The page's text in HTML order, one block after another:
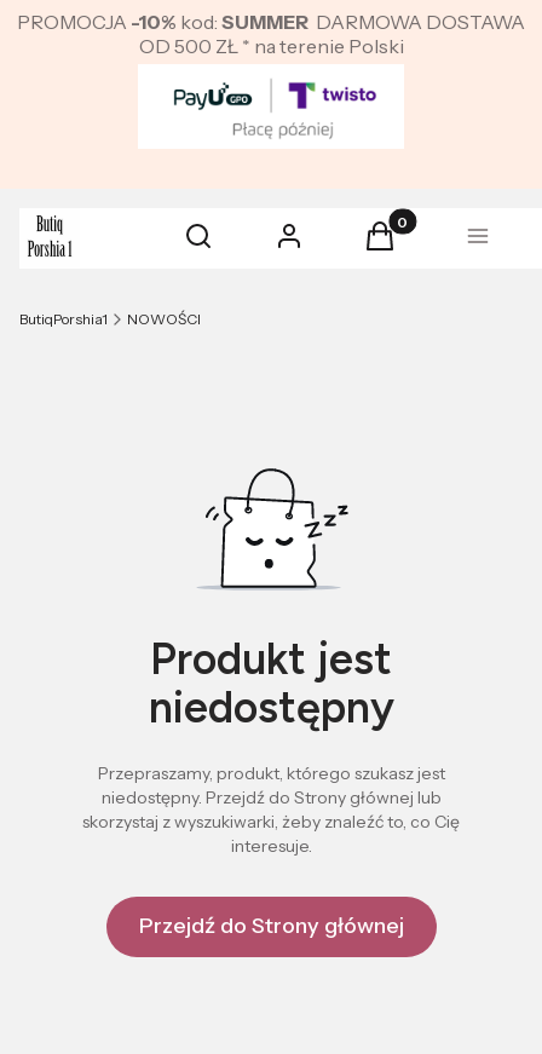
PROMOCJA -10% kod: SUMMER DARMOWA DOSTAWA
OD 500 ZŁ * na terenie Polski
Otwórz wyszukiwarkę
Szukaj Zaloguj się Produkty w
Koszyk Menu
ButiqPorshia1 NOWOŚCI
Produkt jest
niedostępny
Przepraszamy, produkt, którego szukasz jest
niedostępny. Przejdź do Strony głównej lub
skorzystaj z wyszukiwarki, żeby znaleźć to, co Cię
interesuje.
Przejdź do Strony głównej